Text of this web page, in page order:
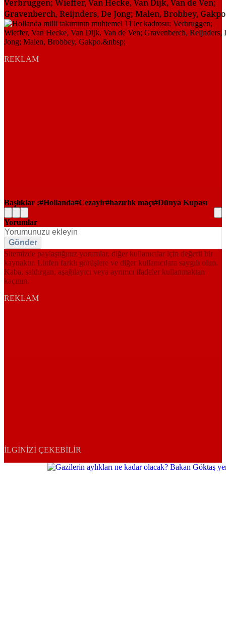
Verbruggen; Wieffer, Van Hecke, Van Dijk, Van de Ven;
Gravenberch, Reijnders, De Jong; Malen, Brobbey,
REKLAM
Başlıklar : Hollanda Cezayir hazırlık maçı Dünya Kupası
Yorumlar
Gönder
Sitemizde paylaştığınız yorumlar, diğer kullanıcılar için değerli bir
kaynaktır. Lütfen farklı görüşlere ve diğer kullanıcılara saygılı olun.
Kaba, saldırgan, aşağılayıcı veya ayrımcı ifadeler kullanmaktan
kaçının.
REKLAM
İLGINIZI ÇEKEBILIR